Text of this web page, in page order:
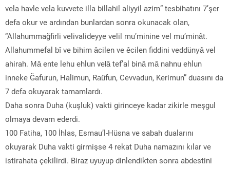
vela havle vela kuvvete illa billahil aliyyil azim” tesbihatını 7’şer
defa okur ve ardından bunlardan sonra okunacak olan,
“Allahummağfirli velivalideyye velil mu’minine vel mu’minât.
Allahummefal bî ve bihim âcilen ve êcilen fiddini veddünyâ vel
ahirah. Mâ ente lehu ehlun velâ tef’al binâ mâ nahnu ehlun
inneke Ğafurun, Halimun, Raûfun, Cevvadun, Kerimun” duasını da
7 defa okuyarak tamamlardı.
Daha sonra Duha (kuşluk) vakti girinceye kadar zikirle meşgul
olmaya devam ederdi.
100 Fatiha, 100 İhlas, Esmau’l-Hüsna ve sabah dualarını
okuyarak Duha vakti girmişse 4 rekat Duha namazını kılar ve
istirahata çekilirdi. Biraz uyuyup dinlendikten sonra abdestini